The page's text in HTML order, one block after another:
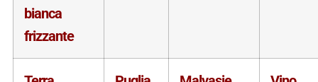
bianca
frizzante